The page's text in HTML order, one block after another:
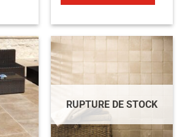
RUPTURE DE STOCK